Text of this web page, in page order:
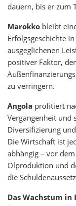
dauern, bis er zum
Marokko bleibt
Erfolgsgeschichte
ausgeglichenen
positiver Faktor,
zu verringern.
Angola profitiert
Vergangenheit und
Diversifizierung
Die Wirtschaft ist
abhängig – vor
Ölproduktion und
die
Das Wachstum in